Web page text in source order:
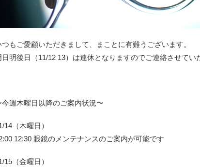
つもご愛顧いただきまして、まことに有難うございます。
日明後日（11/12 13）は連休となりますのでご連絡させてい
今週木曜日以降のご案内状況〜
14（木曜日）
12:30 眼鏡のメンテナンスのご案内が可能です
15（金曜日）